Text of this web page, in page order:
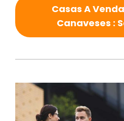
Casas A
Canaveses :